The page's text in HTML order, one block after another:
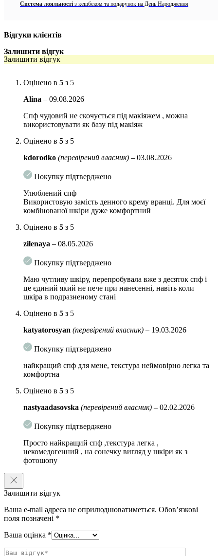
Tinosorb M
Активні компоненти:
– Екстракт рису у складі (30%). З
поживну дію, захищає шкіру та стимулює клітинний обмін,
прискорюючи процеси регенерації, пом’якшує дерму та допомагає
– Комплекс пробіотиків та ферментованих злаків Grain probiotics
Зміцнює шкіру та стимулює її захисні фукнції. Легкі
молекули ферментів легко проникають у глибокі шари шкіри,
ревіталізувати шкіру, вирівнюється рельєф шкіри
– Пробіотики (Лактобактерії).Сприяють відновленню мікробіоми
відновлює бар’єрну функцію, допомагає зберегти оптимальний рівень
зволоженості та блокують запальні процеси.
останній етап у догляді, нанесіть крем за 10-20 хвилин до виходу на
дня, якщо перебуваєте на активному сонці. Для міського ритму можна
не оновлювати протягом протягом дня, якщо більшість часу ви не
перебуваєте під відкритим сонцем.
Об’єм:50 мл
Система лояльності з кешбеком та подарунок на День Народження
Відгуки клієнтів
Залишити відгук
Залишити відгук
Оцінено в 5 з 5
Alina – 09.08.2026
Спф чудовий не скочується під макіяжем , можна
використовувати як базу під макіяж
Оцінено в 5 з 5
kdorodko (перевірений власник) – 03.08.2026
Покупку підтверджено
Улюблений спф
Використовую замість денного крему вранці. Для моєї
комбінованої шкіри дуже комфортний
Оцінено в 5 з 5
zilenaya – 08.05.2026
Покупку підтверджено
Маю чутливу шкіру, перепробувала вже з десяток спф і
це єдиний який не пече при нанесенні, навіть коли
шкіра в подразненому стані
Оцінено в 5 з 5
katyatorosyan (перевірений власник) – 19.03.2026
Покупку підтверджено
найкращий спф для мене, текстура неймовірно легка та
комфортна
Оцінено в 5 з 5
nastyaadasovska (перевірений власник) – 02.02.2026
Покупку підтверджено
Просто найкращий спф ,текстура легка ,
некомедогенний , на сонечку вигляд у шкіри як з
фотошопу
Залишити відгук
Ваша e-mail адреса не оприлюднюватиметься. Обов’язкові
поля позначені *
Ваша оцінка *